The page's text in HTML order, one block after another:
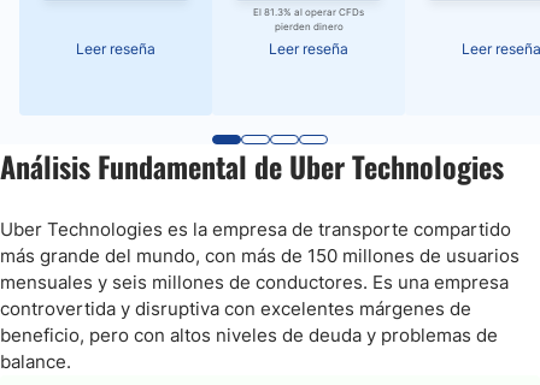
Leer reseña
El 81.3% al operar CFDs
pierden dinero
Leer reseña Leer reseña
Análisis Fundamental de Uber Technologies
Uber Technologies es la empresa de transporte compartido
más grande del mundo, con más de 150 millones de usuarios
mensuales y seis millones de conductores. Es una empresa
controvertida y disruptiva con excelentes márgenes de
beneficio, pero con altos niveles de deuda y problemas de
balance.